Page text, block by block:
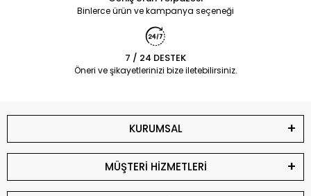
Binlerce ürün ve kampanya seçeneği
7 / 24 DESTEK
Öneri ve şikayetlerinizi bize iletebilirsiniz.
KURUMSAL
MÜŞTERİ HİZMETLERİ